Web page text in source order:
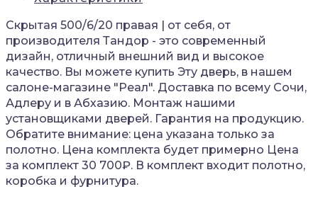
Скрытая 500/6/20 правая | от себя, от
производителя Тандор - это современный
дизайн, отличный внешний вид и высокое
качество. Вы можете купить Эту дверь, в нашем
салоне-магазине "Реал". Доставка по всему Сочи,
Адлеру и в Абхазию. Монтаж нашими
установщиками дверей. Гарантия на продукцию.
Обратите внимание: цена указана только за
полотно. Цена комплекта будет примерно Цена
за комплект 30 700₽. В комплект входит полотно,
коробка и фурнитура.